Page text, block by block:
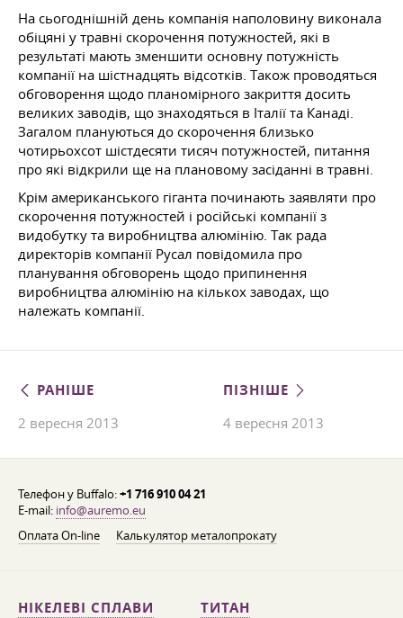
На сьогоднішній день компанія наполовину виконала
обіцяні у травні скорочення потужностей, які в
результаті мають зменшити основну потужність
компанії на шістнадцять відсотків. Також проводяться
обговорення щодо планомірного закриття досить
великих заводів, що знаходяться в Італії та Канаді.
Загалом плануються до скорочення близько
чотирьохсот шістдесяти тисяч потужностей, питання
про які відкрили ще на плановому засіданні в травні.
Крім американського гіганта починають заявляти про
скорочення потужностей і російські компанії з
видобутку та виробництва алюмінію. Так рада
директорів компанії Русал повідомила про
планування обговорень щодо припинення
виробництва алюмінію на кількох заводах, що
належать компанії.
РАНІШЕ
2 вересня 2013
ПІЗНІШЕ
4 вересня 2013
Телефон у Buffalo:+1 716 910 04 21
E-mail: info@auremo.eu
Оплата On-line
Калькулятор металопрокату
НІКЕЛЕВІ СПЛАВИ ТИТАН